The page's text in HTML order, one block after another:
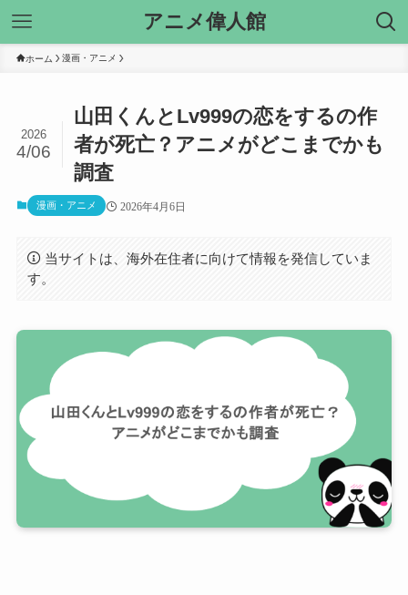
アニメ偉人館
ホーム 漫画・アニメ
山田くんとLv999の恋をするの作
者が死亡？アニメがどこまでかも
調査
2026
4/06
漫画・アニメ 2026年4月6日
当サイトは、海外在住者に向けて情報を発信していま
す。